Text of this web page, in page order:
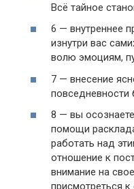
Всё тайное
6 — внутреннее
изнутри вас
волю эмоциям,
7 — внесение
повседневности
8 — вы
помощи
работать над
отношение к
внимание на
присмотреться